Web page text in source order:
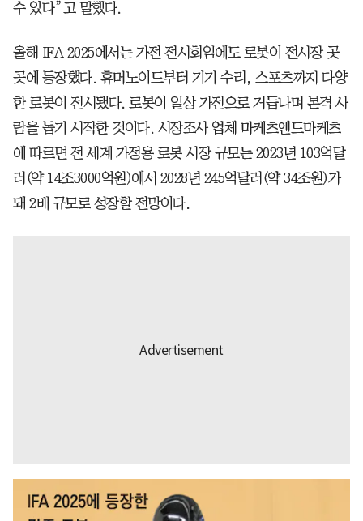
수 있다”고 말했다.
올해 IFA 2025에서는 가전 전시회임에도 로봇이 전시장 곳
곳에 등장했다. 휴머노이드부터 기기 수리, 스포츠까지 다양
한 로봇이 전시됐다. 로봇이 일상 가전으로 거듭나며 본격 사
람을 돕기 시작한 것이다. 시장조사 업체 마케츠앤드마케츠
에 따르면 전 세계 가정용 로봇 시장 규모는 2023년 103억달
러(약 14조3000억원)에서 2028년 245억달러(약 34조원)가
돼 2배 규모로 성장할 전망이다.